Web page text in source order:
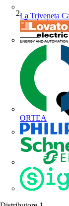
La Triveneta
ORTEA
Prodotti